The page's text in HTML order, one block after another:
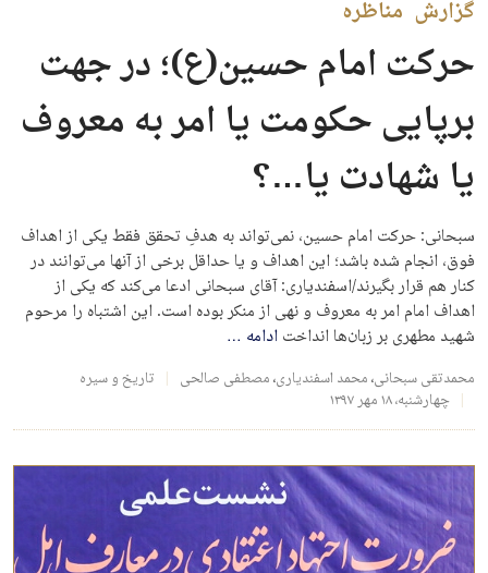
گزارش مناظره
حرکت امام حسین(ع)؛ در جهت
برپایی حکومت یا امر به معروف
یا شهادت یا…؟
سبحانی: حرکت امام حسین، نمی‌تواند به هدفِ تحقق فقط یکی از اهداف
فوق، انجام شده باشد؛ این اهداف و یا حداقل برخی از آنها می‌توانند در
کنار هم قرار بگیرند/اسفندیاری: آقای سبحانی ادعا می‌کند که یکی از
اهداف امام امر به‌ معروف و نهی از منکر بوده است. این اشتباه را مرحوم
شهید مطهری بر زبان‌ها انداختادامه …
محمدتقی سبحانی،محمد اسفندیاری،مصطفی صالحی
تاریخ و سیره
چهارشنبه، ۱۸ مهر ۱۳۹۷